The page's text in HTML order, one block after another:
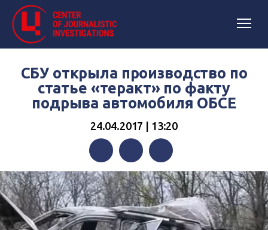
СБУ открыла производство по
статье «теракт» по факту
подрыва автомобиля ОБСЕ
24.04.2017 | 13:20
FacebookTwitterTelegram